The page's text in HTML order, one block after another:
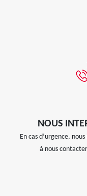
NOUS
En cas d’urgence,
à nous